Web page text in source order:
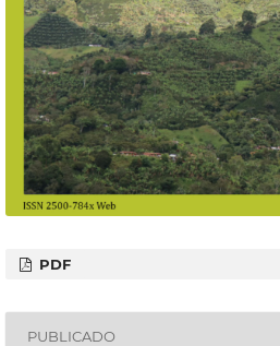
PDF
PUBLICADO